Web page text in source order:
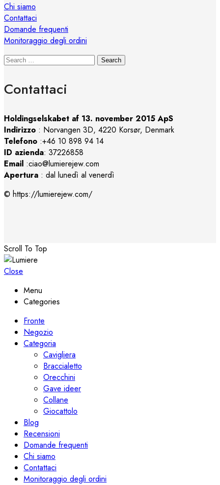
Chi siamo
Contattaci
Domande frequenti
Monitoraggio degli ordini
Search
Contattaci
Holdingselskabet af 13. november 2015 ApS
Indirizzo : Norvangen 3D, 4220 Korsør, Denmark
Telefono :+46 10 898 94 14
ID azienda: 37226858
Email :ciao@lumierejew.com
Apertura : dal lunedì al venerdì
© https://lumierejew.com/
Scroll To Top
Close
Menu
Categories
Fronte
Negozio
Categoria
Cavigliera
Braccialetto
Orecchini
Gave ideer
Collane
Giocattolo
Blog
Recensioni
Domande frequenti
Chi siamo
Contattaci
Monitoraggio degli ordini